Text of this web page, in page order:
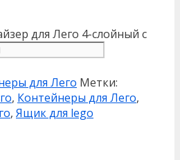
для Лего 4-слойный c
для Лего Метки:
, Контейнеры для Лего,
, Ящик для lego